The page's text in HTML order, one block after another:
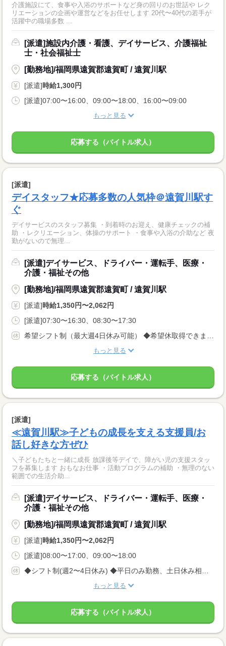
介護施設にて、食事や入浴のサポートなど身の回りのお世話や レク
リエーションの企画や運営などをお任せします 20代〜40代の若手が
活躍中の職場多数 ...
[派遣]施設内介護・看護、デイサービス、介護福祉
士・社会福祉士
[勤務地]/福岡県遠賀郡遠賀町 / 遠賀川駅
[派遣]時給1,300円
[派遣]07:00〜16:00、09:00〜18:00、16:00〜09:00
もっと見る
応募する（バイトル求人）
[派遣]
デイスタッフ★応募多数の人気枠＠遠賀川駅す
ぐ
デイサービスのスタッフ募集 ・到着時のお迎え、健康チェックの補
助 ・レクリエーション、体操のサポート ・食事や入浴の介助など 夜
勤がないので無理...
[派遣]デイサービス、ドライバー・運転手、医療・
介護・福祉その他
[勤務地]/福岡県遠賀郡遠賀町 / 遠賀川駅
[派遣]時給1,350円〜2,062円
[派遣]07:30〜16:30、08:30〜17:30
もっと見る
応募する（バイトル求人）
[派遣]
≪遠賀川駅≫子どもの成長を支える支援員/お
話し好きな方ぜひ
＼子どもたちと一緒に成長 放課後等デイで、障がい児の支援スタッ
フを募集します おもなお仕事 ・活動プログラムの補助 ・無理のない
範囲での生活介助...
[派遣]デイサービス、ドライバー・運転手、医療・
介護・福祉その他
[勤務地]/福岡県遠賀郡遠賀町 / 遠賀川駅
[派遣]時給1,350円〜2,062円
[派遣]08:00〜17:00、09:00〜18:00
もっと見る
応募する（バイトル求人）